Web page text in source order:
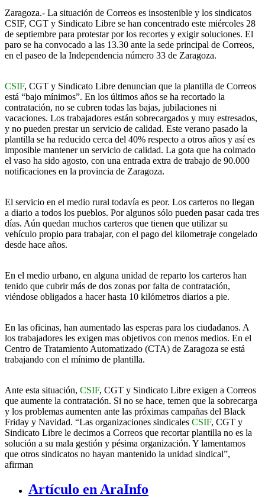
Zaragoza.- La situación de Correos es insostenible y los sindicatos
CSIF, CGT y Sindicato Libre se han concentrado este miércoles 28
de septiembre para protestar por los recortes y exigir soluciones. El
paro se ha convocado a las 13.30 ante la sede principal de Correos,
en el paseo de la Independencia número 33 de Zaragoza.
CSIF, CGT y Sindicato Libre denuncian que la plantilla de Correos
está “bajo mínimos”. En los últimos años se ha recortado la
contratación, no se cubren todas las bajas, jubilaciones ni
vacaciones. Los trabajadores están sobrecargados y muy estresados,
y no pueden prestar un servicio de calidad. Este verano pasado la
plantilla se ha reducido cerca del 40% respecto a otros años y así es
imposible mantener un servicio de calidad. La gota que ha colmado
el vaso ha sido agosto, con una entrada extra de trabajo de 90.000
notificaciones en la provincia de Zaragoza.
El servicio en el medio rural todavía es peor. Los carteros no llegan
a diario a todos los pueblos. Por algunos sólo pueden pasar cada tres
días. Aún quedan muchos carteros que tienen que utilizar su
vehículo propio para trabajar, con el pago del kilometraje congelado
desde hace años.
En el medio urbano, en alguna unidad de reparto los carteros han
tenido que cubrir más de dos zonas por falta de contratación,
viéndose obligados a hacer hasta 10 kilómetros diarios a pie.
En las oficinas, han aumentado las esperas para los ciudadanos. A
los trabajadores les exigen mas objetivos con menos medios. En el
Centro de Tratamiento Automatizado (CTA) de Zaragoza se está
trabajando con el mínimo de plantilla.
Ante esta situación, CSIF, CGT y Sindicato Libre exigen a Correos
que aumente la contratación. Si no se hace, temen que la sobrecarga
y los problemas aumenten ante las próximas campañas del Black
Friday y Navidad. “Las organizaciones sindicales CSIF, CGT y
Sindicato Libre le decimos a Correos que recortar plantilla no es la
solución a su mala gestión y pésima organización. Y lamentamos
que otros sindicatos no hayan mantenido la unidad sindical”,
afirman
Artículo en AraInfo